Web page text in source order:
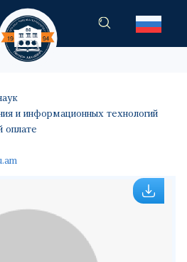
Перейти к основному
и информационных технологий
оплате